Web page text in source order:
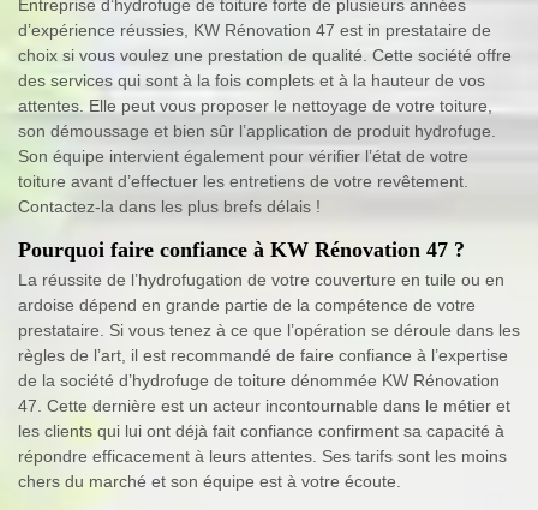
Entreprise d’hydrofuge de toiture forte de plusieurs années
d’expérience réussies, KW Rénovation 47 est in prestataire de
choix si vous voulez une prestation de qualité. Cette société offre
des services qui sont à la fois complets et à la hauteur de vos
attentes. Elle peut vous proposer le nettoyage de votre toiture,
son démoussage et bien sûr l’application de produit hydrofuge.
Son équipe intervient également pour vérifier l’état de votre
toiture avant d’effectuer les entretiens de votre revêtement.
Contactez-la dans les plus brefs délais !
Pourquoi faire confiance à KW Rénovation 47 ?
La réussite de l’hydrofugation de votre couverture en tuile ou en
ardoise dépend en grande partie de la compétence de votre
prestataire. Si vous tenez à ce que l’opération se déroule dans les
règles de l’art, il est recommandé de faire confiance à l’expertise
de la société d’hydrofuge de toiture dénommée KW Rénovation
47. Cette dernière est un acteur incontournable dans le métier et
les clients qui lui ont déjà fait confiance confirment sa capacité à
répondre efficacement à leurs attentes. Ses tarifs sont les moins
chers du marché et son équipe est à votre écoute.